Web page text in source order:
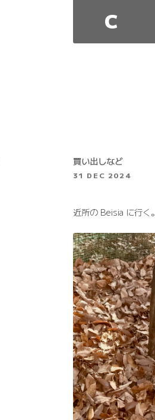
C
買い出しなど
31 DEC 2024
近所の Beisia に行く。